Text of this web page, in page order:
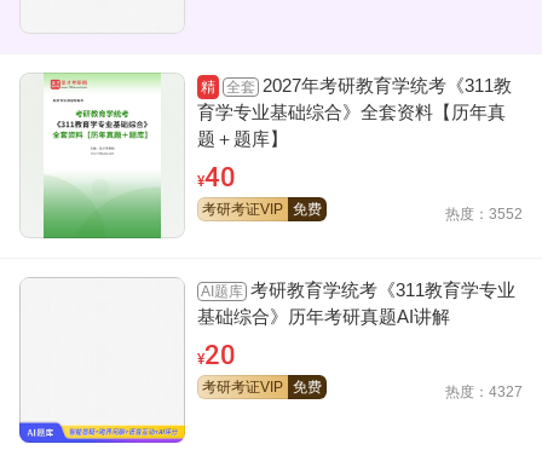
精 全套 2027年考研教育学统考《311教
育学专业基础综合》全套资料【历年真
题＋题库】
¥40
考研考证VIP 免费 热度：3552
AI题库 考研教育学统考《311教育学专业
基础综合》历年考研真题AI讲解
¥20
考研考证VIP 免费 热度：4327